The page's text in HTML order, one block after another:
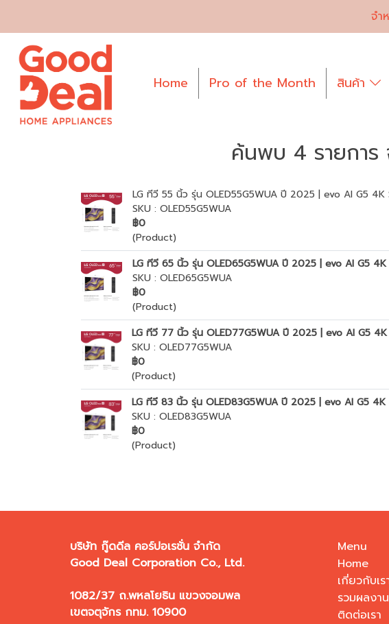
จำ
Home Pro of the Month สินค้า
ค้นพบ 4 รายการ
LG ทีวี 55 นิ้ว รุ่น OLED55G5WUA ปี 2025 | evo AI G5
SKU : OLED55G5WUA
฿0
(Product)
LG ทีวี 65 นิ้ว รุ่น OLED65G5WUA ปี 2025 | evo AI G5
SKU : OLED65G5WUA
฿0
(Product)
LG ทีวี 77 นิ้ว รุ่น OLED77G5WUA ปี 2025 | evo AI G5
SKU : OLED77G5WUA
฿0
(Product)
LG ทีวี 83 นิ้ว รุ่น OLED83G5WUA ปี 2025 | evo AI G5
SKU : OLED83G5WUA
฿0
(Product)
บริษัท กู๊ดดีล คอร์ปอเรชั่น จำกัด
Good Deal Corporation Co., Ltd.
1082/37 ถ.พหลโยธิน แขวงจอมพล
เขตจตุจักร กทม. 10900
Menu
Home
เกี่ยวกับเร
รวมผลงาน
ติดต่อเรา